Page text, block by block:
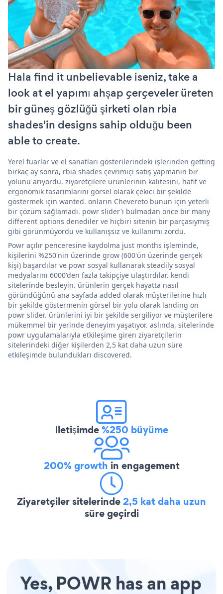
Hala find it unbelievable iseniz, take a
look at el yapımı ahşap çerçeveler üreten
bir güneş gözlüğü şirketi olan rbia
shades'in designs sahip olduğu been
able to create.
Yerel fuarlar ve el sanatları gösterilerindeki işlerinden getting
birkaç ay sonra, rbia shades çevrimiçi satış yapmanın bir
yolunu arıyordu. ziyaretçilere ürünlerinin kalitesini, hafif ve
ergonomik tasarımlarını görsel olarak çekici bir şekilde
göstermek için wanted. onların Chevereto bunun için yeterli
bir çözüm sağlamadı. powr slider'ı bulmadan önce bir many
different options denediler ve hiçbiri sitenin bir parçasıymış
gibi görünmüyordu ve kullanışsız ve kullanımı zordu.
Powr açılır penceresine kaydolma just months işleminde,
kişilerini %250'nin üzerinde grow (600'ün üzerinde gerçek
kişi) başardılar ve powr sosyal kullanarak steadily sosyal
medyalarını 6000'den fazla takipçiye ulaştırdılar. kendi
sitelerinde besleyin. ürünlerin gerçek hayatta nasıl
göründüğünü ana sayfada added olarak müşterilerine hızlı
bir şekilde göstermenin görsel bir yolu olarak landing on
powr slider. ürünlerini iyi bir şekilde sergiliyor ve müşterilere
mükemmel bir yerinde deneyim yaşatıyor. aslında, sitelerinde
powr uygulamalarıyla etkileşime giren ziyaretçilerin
sitelerindeki diğer kişilerden 2,5 kat daha uzun süre
etkileşimde bulundukları discovered.
İletişimde%250 büyüme
200% growth in engagement
Ziyaretçiler sitelerinde2,5 kat daha uzun
süre geçirdi
Yes, POWR has an app